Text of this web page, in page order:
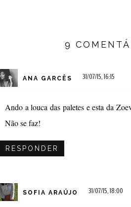
9
ANA GARCÊS 31/07/15, 16:15
Ando a louca das paletes e esta da
Não se faz!
RESPONDER
SOFIA ARAÚJO 31/07/15, 18:00